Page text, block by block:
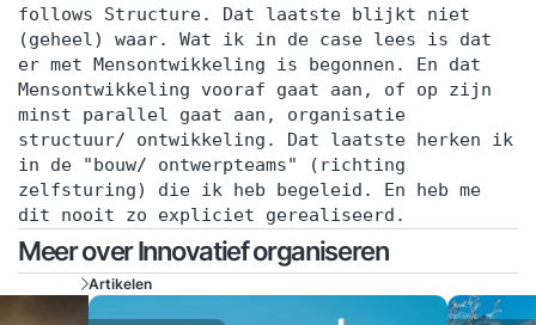
follows Structure. Dat laatste blijkt niet
(geheel) waar. Wat ik in de case lees is dat
er met Mensontwikkeling is begonnen. En dat
Mensontwikkeling vooraf gaat aan, of op zijn
minst parallel gaat aan, organisatie
structuur/ ontwikkeling. Dat laatste herken ik
in de "bouw/ ontwerpteams" (richting
zelfsturing) die ik heb begeleid. En heb me
dit nooit zo expliciet gerealiseerd.
Meer over Innovatief organiseren
Artikelen